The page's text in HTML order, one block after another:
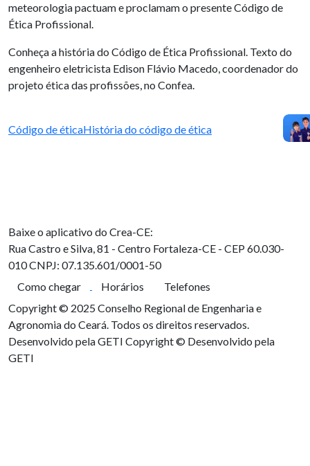
meteorologia pactuam e proclamam o presente Código de
Ética Profissional.
Conheça a história do Código de Ética Profissional. Texto do
engenheiro eletricista Edison Flávio Macedo, coordenador do
projeto ética das profissões, no Confea.
Código de éticaHistória do código de ética
Baixe o aplicativo do Crea-CE:
Rua Castro e Silva, 81 - Centro Fortaleza-CE - CEP 60.030-
010CNPJ: 07.135.601/0001-50
Como chegar
Horários
Telefones
Copyright © 2025 Conselho Regional de Engenharia e
Agronomia do Ceará. Todos os direitos reservados.
Desenvolvido pela GETI Copyright © Desenvolvido pela
GETI